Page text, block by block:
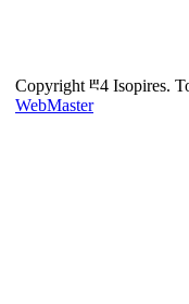
Copyright ⰱ4 Isopires.
WebMaster